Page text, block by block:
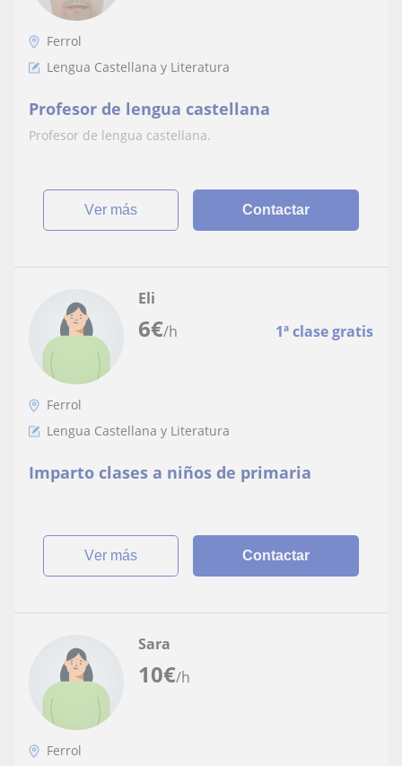
Ferrol
Lengua Castellana y Literatura
Profesor de lengua castellana
Profesor de lengua castellana.
ver más Contactar
6€/h 1ª clase gratis
Eli
Ferrol
Lengua Castellana y Literatura
Imparto clases a niños de primaria
ver más Contactar
10€/h
Sara
Ferrol